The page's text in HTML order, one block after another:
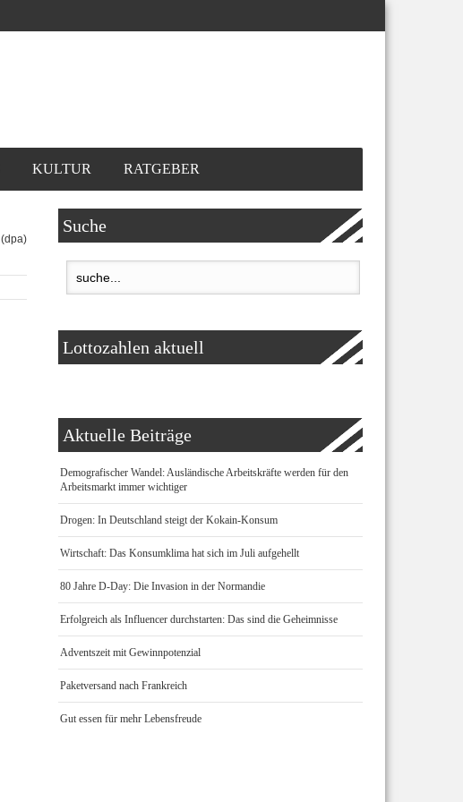
KULTUR RATGEBER
(dpa)
Suche
Lottozahlen aktuell
Aktuelle Beiträge
Demografischer Wandel: Ausländische Arbeitskräfte werden für den
Arbeitsmarkt immer wichtiger
Drogen: In Deutschland steigt der Kokain-Konsum
Wirtschaft: Das Konsumklima hat sich im Juli aufgehellt
80 Jahre D-Day: Die Invasion in der Normandie
Erfolgreich als Influencer durchstarten: Das sind die Geheimnisse
Adventszeit mit Gewinnpotenzial
Paketversand nach Frankreich
Gut essen für mehr Lebensfreude